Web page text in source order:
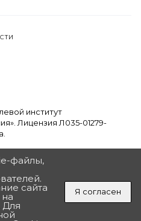
институт
Лицензия Л035-01279-
сайт, вы даете согласие на
других пользовательских
сПолитикой на обработку
Полушина
файлы,
сайта
Для
Я согласен